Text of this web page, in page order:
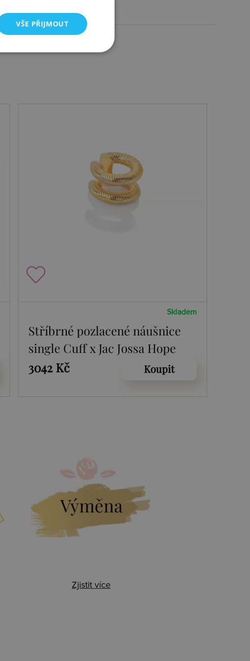
65 mm
Skladem
Stříbrné pozlacené náušnice
single Cuff x Jac Jossa Hope
DE682
3042 Kč Koupit
Výměna
Zjistit více
VŠE PŘIJMOUT